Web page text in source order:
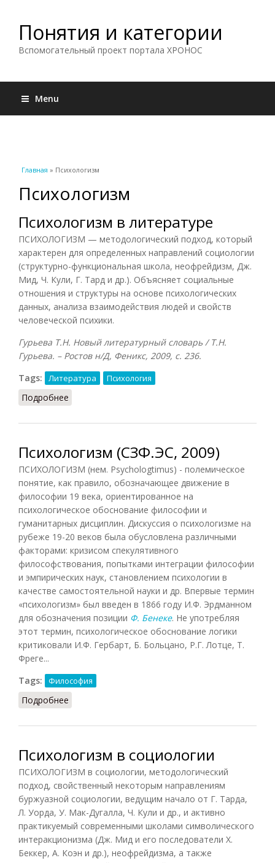
Понятия и категории
Вспомогательный проект портала ХРОНОС
Menu
Вы здесь
Главная » Психологизм
Психологизм
Психологизм в литературе
ПСИХОЛОГИЗМ — методологический подход, который
характерен для определенных направлений социологии
(структурно-функциональная школа, неофрейдизм, Дж.
Мид, Ч. Кули, Г. Тард и др.). Объясняет социальные
отношения и структуры на основе психологических
данных, анализа взаимодействия людей и свойств
человеческой психики.
Гурьева Т.Н. Новый литературный словарь / Т.Н.
Гурьева. – Ростов н/Д, Феникс, 2009, с. 236.
Tags:
Литература Психология
Подробнее
Психологизм (СЗФ.ЭС, 2009)
ПСИХОЛОГИЗМ (нем. Psychologtimus) - полемическое
понятие, как правило, обозначающее движение в
философии 19 века, ориентированное на
психологическое обоснование философии и
гуманитарных дисциплин. Дискуссия о психологизме на
рубеже 19-20 веков была обусловлена различными
факторами: кризисом спекулятивного
философствования, попытками интеграции философии
и эмпирических наук, становлением психологии в
качестве самостоятельной науки и др. Впервые термин
«психологизм» был введен в 1866 году И.Ф. Эрдманном
для обозначения позиции Ф. Бенеке. Не употребляя
этот термин, психологическое обоснование логики
критиковали И.Ф. Гербарт, Б. Больцано, Р.Г. Лотце, Т.
Фреге...
Tags:
Философия
Подробнее
Психологизм в социологии
ПСИХОЛОГИЗМ в социологии, методологический
подход, свойственный некоторым направлениям
буржуазной социологии, ведущим начало от Г. Тарда,
Л. Уорда, У. Мак-Дугалла, Ч. Кули и др., и активно
практикуемый современными школами символического
интеракционизма (Дж. Мид и его последователи X.
Беккер, А. Коэн и др.), неофрейдизма, а также